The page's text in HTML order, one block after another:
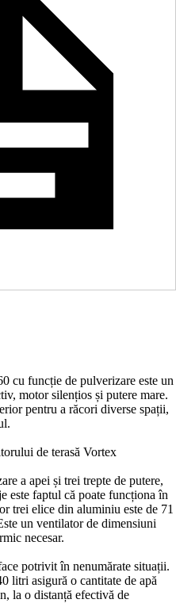
cu funcție de pulverizare este un
motor silențios și putere mare.
pentru a răcori diverse spații,
de terasă Vortex
a apei și trei trepte de putere,
este faptul că poate funcționa în
trei elice din aluminiu este de 71
un ventilator de dimensiuni
necesar.
potrivit în nenumărate situații.
litri asigură o cantitate de apă
la o distanță efectivă de